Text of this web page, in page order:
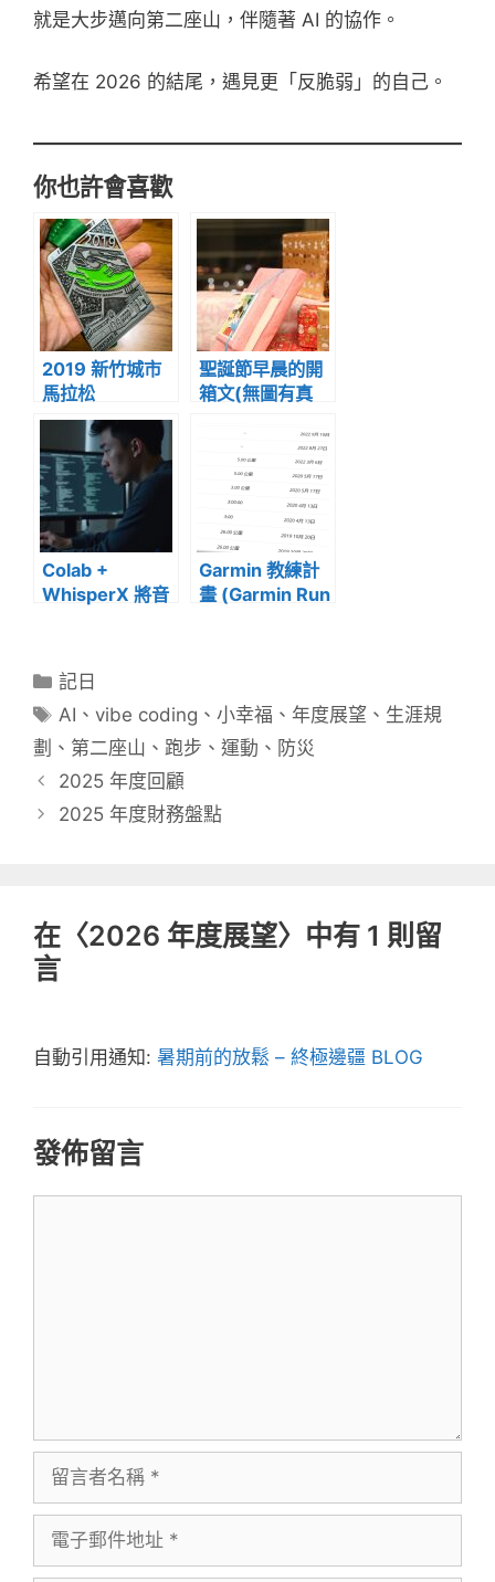
就是大步邁向第二座山，伴隨著 AI 的協作。
希望在 2026 的結尾，遇見更「反脆弱」的自己。
你也許會喜歡
2019 新竹城市
馬拉松
聖誕節早晨的開
箱文(無圖有真
Colab +
WhisperX 將音
Garmin 教練計
畫 (Garmin Run
分
類
記日
標
籤
AI 、 vibe coding 、小幸福 、年度展望 、 生涯規
劃 、 第二座山 、 跑步 、 運動 、 防災
2025 年度回顧
2025 年度財務盤點
在〈2026 年度展望〉中有 1 則留
言
自動引用通知: 暑期前的放鬆 – 終極邊疆 BLOG
發佈留言
言
名
子